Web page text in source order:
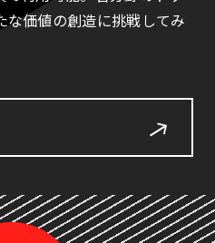
な価値の創造に挑戦してみ